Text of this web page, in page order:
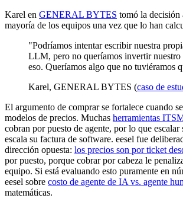
Karel en GENERAL BYTES tomó la decisión
mayoría de los equipos una vez que lo han
"Podríamos intentar escribir nuestra
LLM, pero no queríamos invertir nuestro
eso. Queríamos algo que no tuviéramos
Karel, GENERAL BYTES (caso de
El argumento de comprar se fortalece cuando
modelos de precios. Muchas herramientas
cobran por puesto de agente, por lo que
escala su factura de software. eesel fue
dirección opuesta: los precios son por ticket
por puesto, porque cobrar por cabeza le
equipo. Si está evaluando esto puramente en
eesel sobre costo de agente de IA vs. agente
matemáticas.